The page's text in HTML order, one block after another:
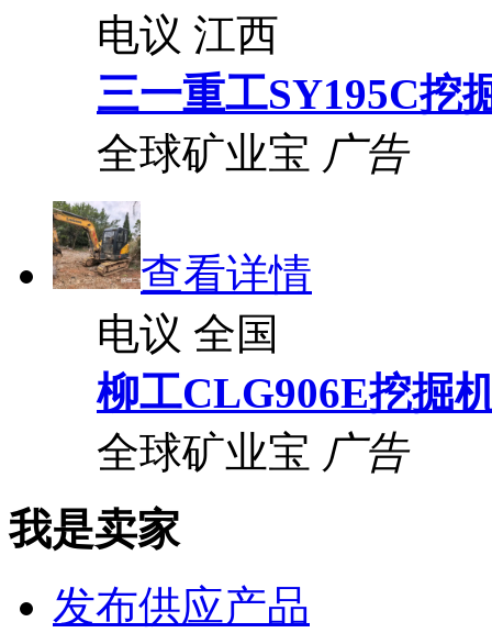
电议 江西
三一重工SY195C挖
全球矿业宝 广告
查看详情
电议 全国
柳工CLG906E挖掘
全球矿业宝 广告
我是卖家
发布供应产品